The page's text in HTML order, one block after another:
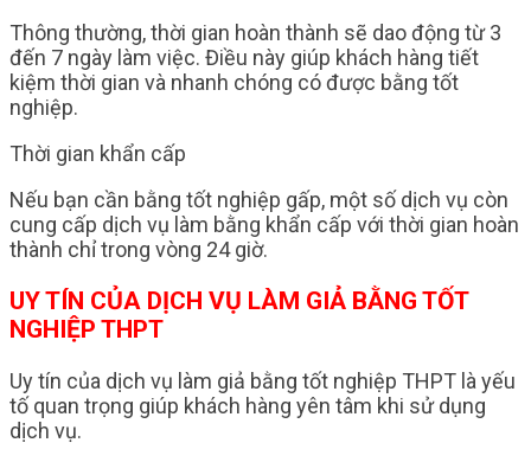
Thông thường, thời gian hoàn thành sẽ dao động từ 3
đến 7 ngày làm việc. Điều này giúp khách hàng tiết
kiệm thời gian và nhanh chóng có được bằng tốt
nghiệp.
Thời gian khẩn cấp
Nếu bạn cần bằng tốt nghiệp gấp, một số dịch vụ còn
cung cấp dịch vụ làm bằng khẩn cấp với thời gian hoàn
thành chỉ trong vòng 24 giờ.
UY TÍN CỦA DỊCH VỤ LÀM GIẢ BẰNG TỐT
NGHIỆP THPT
Uy tín của dịch vụ làm giả bằng tốt nghiệp THPT là yếu
tố quan trọng giúp khách hàng yên tâm khi sử dụng
dịch vụ.